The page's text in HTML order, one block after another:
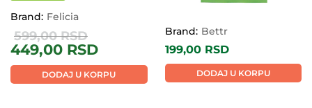
Brand: Felicia
449,00 RSD
599,00RSD
DODAJ U KORPU
Brand: Bettr
199,00 RSD
DODAJ U KORPU